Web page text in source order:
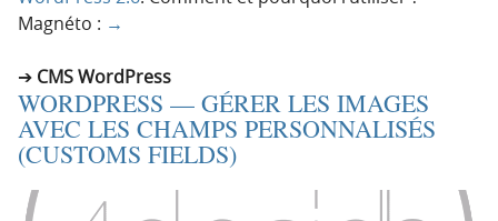
Magnéto : →
CMS WordPress
WORDPRESS — GÉRER LES IMAGES
AVEC LES CHAMPS PERSONNALISÉS
(CUSTOMS FIELDS)